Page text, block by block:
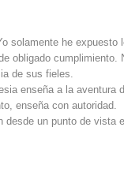
solamente he
obligado cumplimiento.
de sus fieles.
enseña a la aventura
enseña con autoridad.
un punto de vista